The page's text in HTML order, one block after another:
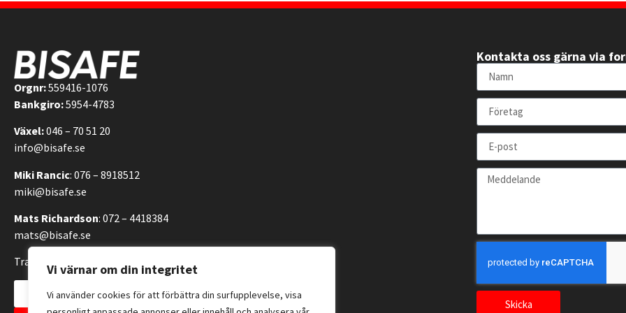
Vi värnar om din integritet
Vi använder cookies för att förbättra din surfupplevelse, visa
Orgnr:559416-1076
Bankgiro:5954-4783
Växel:046 – 70 51 20
info@bisafe.se
Miki Rancic: 076 – 8918512
miki@bisafe.se
Mats Richardson: 072 – 4418384
mats@bisafe.se
Transportvägen 14, 246 42 Löddeköpinge, Sverige
Kontakta oss
Kontakta oss gärna via
Skicka